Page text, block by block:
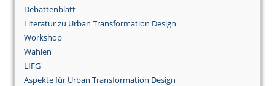
Debattenblatt
Literatur zu Urban Transformation Design
Workshop
Wahlen
LIFG
Aspekte für Urban Transformation Design